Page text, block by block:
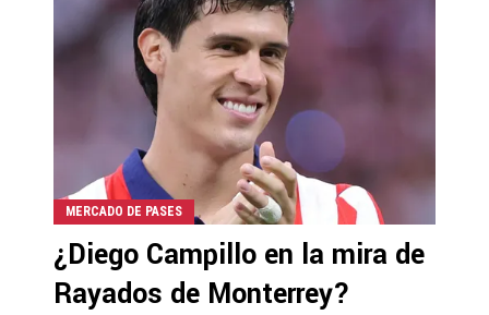
MERCADO DE PASES
¿Diego Campillo en la mira de
Rayados de Monterrey?